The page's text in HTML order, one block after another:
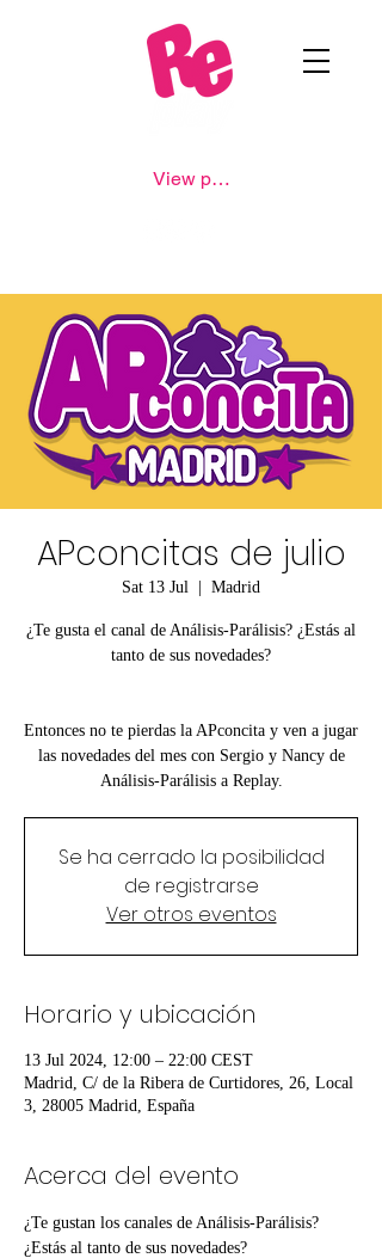
View points
APconcitas de julio
Sat 13 Jul
  |
Madrid
¿Te gusta el canal de Análisis-Parálisis? ¿Estás al
tanto de sus novedades?
Entonces no te pierdas la APconcita y ven a jugar
las novedades del mes con Sergio y Nancy de
Análisis-Parálisis a Replay.
Se ha cerrado la posibilidad
de registrarse
Ver otros eventos
Horario y ubicación
13 Jul 2024, 12:00 – 22:00 CEST
Madrid, C/ de la Ribera de Curtidores, 26, Local
3, 28005 Madrid, España
Acerca del evento
¿Te gustan los canales de Análisis-Parálisis?
¿Estás al tanto de sus novedades?